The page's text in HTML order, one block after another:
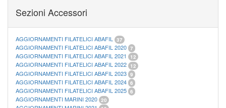
Sezioni Accessori
AGGIORNAMENTI FILATELICI ABAFIL 37
AGGIORNAMENTI FILATELICI ABAFIL 2020 7
AGGIORNAMENTI FILATELICI ABAFIL 2021 12
AGGIORNAMENTI FILATELICI ABAFIL 2022 12
AGGIORNAMENTI FILATELICI ABAFIL 2023 9
AGGIORNAMENTI FILATELICI ABAFIL 2024 6
AGGIORNAMENTI FILATELICI ABAFIL 2025 6
AGGIORNAMENTI MARINI 2020 20